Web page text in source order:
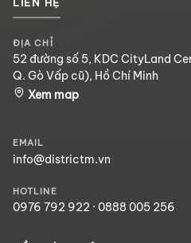
ĐỊA CHỈ
52 đường số 5, KDC CityLand
Q. Gò Vấp cũ), Hồ Chí Minh
Xem map
EMAIL
info@districtm.vn
HOTLINE
0976 792 922 · 0888 005 256